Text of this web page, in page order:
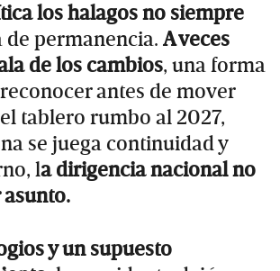
los halagos no siempre
de permanencia. A veces
de los cambios, una forma
antes de mover
tablero rumbo al 2027,
se juega continuidad y
la dirigencia nacional no
y un supuesto